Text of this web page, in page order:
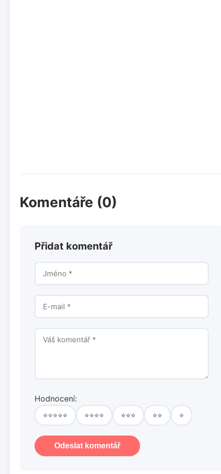
Komentáře (0)
Přidat komentář
Hodnocení:
⭐⭐⭐⭐⭐ ⭐⭐⭐⭐ ⭐⭐⭐ ⭐⭐ ⭐
Odeslat komentář